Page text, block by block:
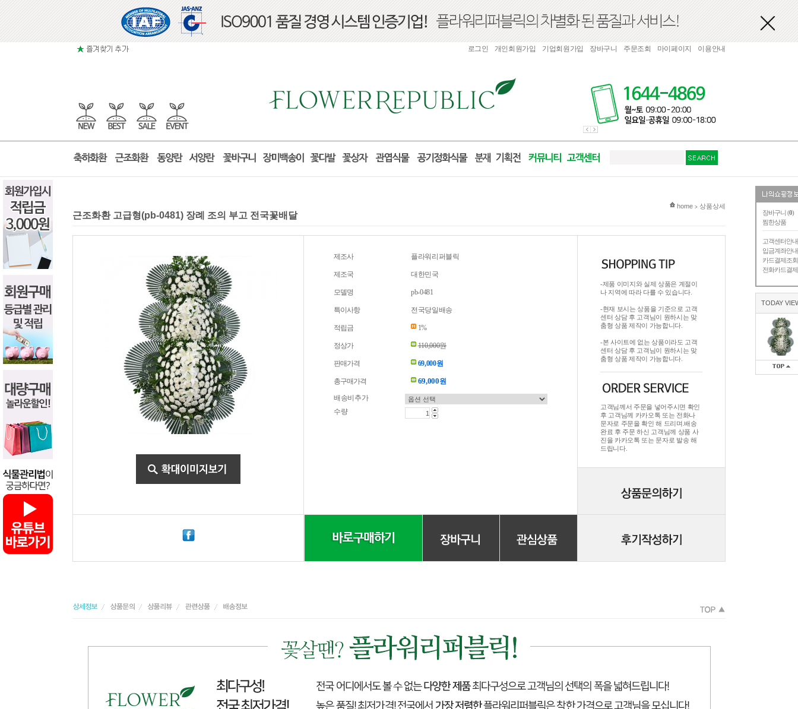
장바구니 (0)
찜한상품
고객센터안내
입금계좌안내
카드결제조회
전화카드결제
TODAY
로그인 개인회원가입 기업회원가입 장바구니 주문조회 마이페이지 이용안내
현재 위치
home > 상품상세
근조화환 고급형(pb-0481) 장례 조의 부고 전국꽃배달
제조사 플라워리퍼블릭
제조국 대한민국
모델명 pb-0481
특이사항 전국당일배송
적립금 1%
정상가 110,000원
판매가격 69,000원
총구매가격 69,000원
배송비추가
수량
-제품 이미지와 실제 상품은 계절이
나 지역에 따라 다를 수 있습니다.
-현재 보시는 상품을 기준으로 고객
센터 상담 후 고객님이 원하시는 맞
춤형 상품 제작이 가능합니다.
-본 사이트에 없는 상품이라도 고객
센터 상담 후 고객님이 원하시는 맞
춤형 상품 제작이 가능합니다.
고객님께서 주문을 넣어주시면 확인
후 고객님께 카카오톡 또는 전화나
문자로 주문을 확인 해 드리며.배송
완료 후 주문 하신 고객님께 상품 사
진을 카카오톡 또는 문자로 발송 해
드립니다.